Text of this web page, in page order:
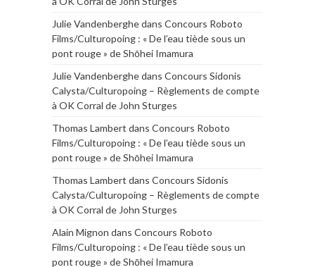
Julie Vandenberghedans Concours Roboto
Films/Culturopoing : « De l’eau tiède sous un
pont rouge » de Shōhei Imamura
Julie Vandenberghedans Concours Sidonis
Calysta/Culturopoing – Règlements de compte
à OK Corral de John Sturges
Thomas Lambert dans Concours Roboto
Films/Culturopoing : « De l’eau tiède sous un
pont rouge » de Shōhei Imamura
Thomas Lambert dans Concours Sidonis
Calysta/Culturopoing – Règlements de compte
à OK Corral de John Sturges
Alain Mignon dans Concours Roboto
Films/Culturopoing : « De l’eau tiède sous un
pont rouge » de Shōhei Imamura